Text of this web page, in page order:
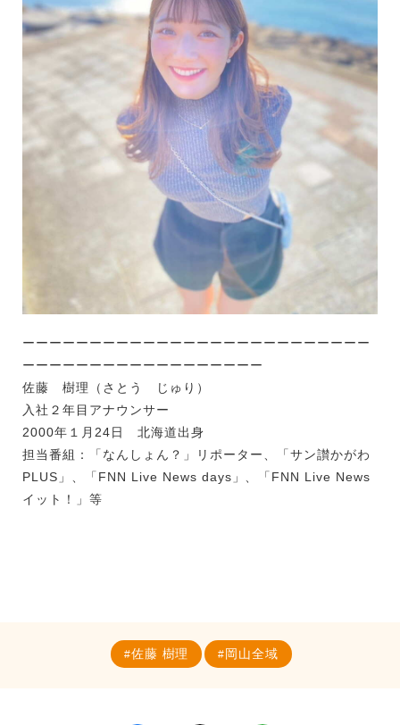
ーーーーーーーーーーーーーーーーーーーーーーーーーー
ーーーーーーーーーーーーーーーーーー
佐藤 樹理（さとう じゅり）
入社２年目アナウンサー
2000年１月 24日 北海道出身
担当番組：「なんしょん？」リポーター、「サン讃かがわ
PLUS 」、「 FNN Live News days 」、「 FNN Live News
イット！」等
佐藤 樹理 岡山全域